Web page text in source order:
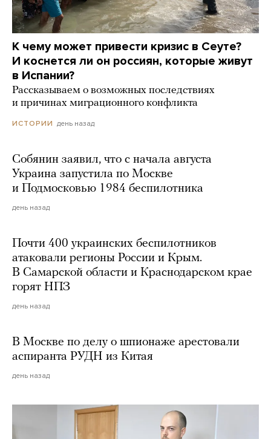
К чему может привести кризис в Сеуте?
И коснется ли он россиян, которые живут
в Испании?
Рассказываем о возможных последствиях
и причинах миграционного конфликта
ИСТОРИИ день назад
Собянин заявил, что с начала августа
Украина запустила по Москве
и Подмосковью 1984 беспилотника
день назад
Почти 400 украинских беспилотников
атаковали регионы России и Крым.
В Самарской области и Краснодарском крае
горят НПЗ
день назад
В Москве по делу о шпионаже арестовали
аспиранта РУДН из Китая
день назад